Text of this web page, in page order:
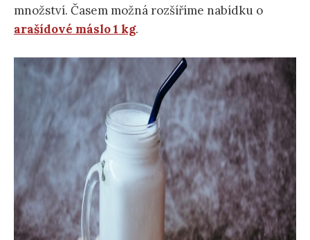
množství. Časem možná rozšíříme nabídku o
arašídové máslo 1 kg.